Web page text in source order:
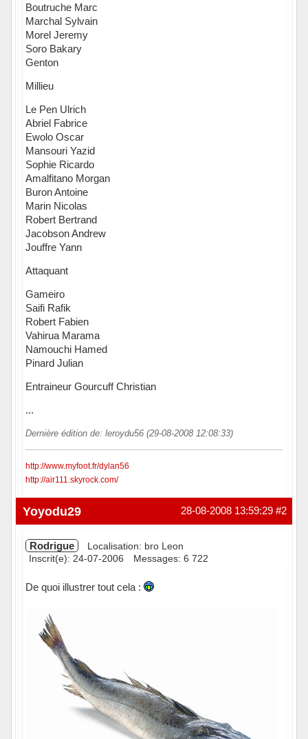
Boutruche Marc
Marchal Sylvain
Morel Jeremy
Soro Bakary
Genton
Millieu
Le Pen Ulrich
Abriel Fabrice
Ewolo Oscar
Mansouri Yazid
Sophie Ricardo
Amalfitano Morgan
Buron Antoine
Marin Nicolas
Robert Bertrand
Jacobson Andrew
Jouffre Yann
Attaquant
Gameiro
Saifi Rafik
Robert Fabien
Vahirua Marama
Namouchi Hamed
Pinard Julian
Entraineur Gourcuff Christian
...
Dernière édition de: leroydu56 (29-08-2008 12:08:33)
http://www.myfoot.fr/dylan56
http://air111.skyrock.com/
Hors ligne #2
28-08-2008 13:59:29
Yoyodu29
Rodrigue
Localisation: bro Leon
Inscrit(e): 24-07-2006
Messages: 6 722
De quoi illustrer tout cela :